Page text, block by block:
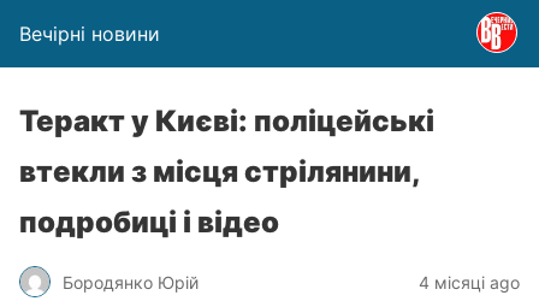
Вечірні новини
Теракт у Києві: поліцейські
втекли з місця стрілянини,
подробиці і відео
Бородянко Юрій 4 місяці ago